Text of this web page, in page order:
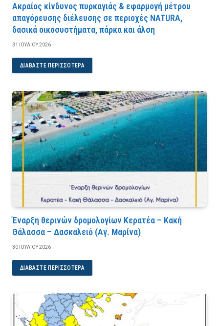
Ακραίος κίνδυνος πυρκαγιάς & εφαρμογή μέτρου
απαγόρευσης διέλευσης σε περιοχές NATURA,
δασικά οικοσυστήματα, πάρκα και άλση
31 ΙΟΥΛΊΟΥ 2026
ΔΙΑΒΆΣΤΕ ΠΕΡΙΣΣΌΤΕΡΑ
Έναρξη θερινών δρομολογίων Κερατέα – Κακή
Θάλασσα – Δασκαλειό (Αγ. Μαρίνα)
30 ΙΟΥΛΊΟΥ 2026
ΔΙΑΒΆΣΤΕ ΠΕΡΙΣΣΌΤΕΡΑ